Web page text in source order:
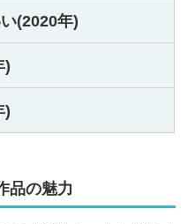
(2020年)
)
)
品の魅力